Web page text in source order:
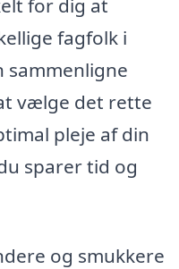
for dig at
fagfolk i
sammenligne
vælge det rette
pleje af din
sparer tid og
og smukkere